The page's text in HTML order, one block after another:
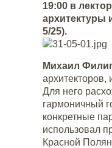
19:00 в л
архитектуры
5/25).
Михаил
Для него
гармоничный
конкретные
использовал
Красной